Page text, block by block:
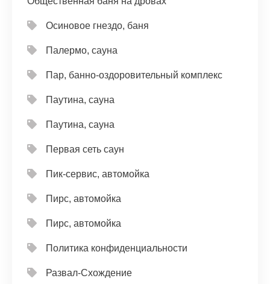
Осиновое гнездо, баня
Палермо, сауна
Пар, банно-оздоровительный комплекс
Паутина, сауна
Паутина, сауна
Первая сеть саун
Пик-сервис, автомойка
Пирс, автомойка
Пирс, автомойка
Политика конфиденциальности
Развал-Схождение